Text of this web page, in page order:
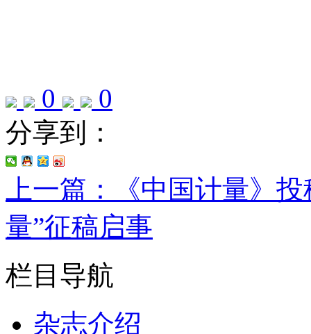
0
0
分享到：
上一篇：《中国计量》
量”征稿启事
栏目导航
杂志介绍